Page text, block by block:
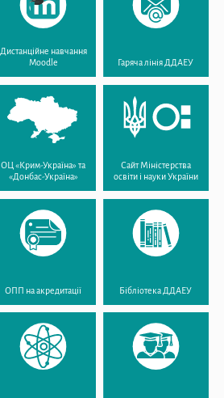
Дистанційне навчання
Moodle
Гаряча лінія ДДАЕУ
ОЦ «Крим-Україна» та
«Донбас-Україна»
Сайт Міністерства
освіти і науки України
ОПП на акредитації Бібліотека ДДАЕУ